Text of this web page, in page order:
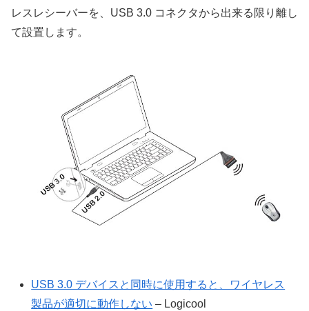
レスレシーバーを、USB 3.0 コネクタから出来る限り離し
て設置します。
USB 3.0 デバイスと同時に使用すると、ワイヤレス
製品が適切に動作しない – Logicool